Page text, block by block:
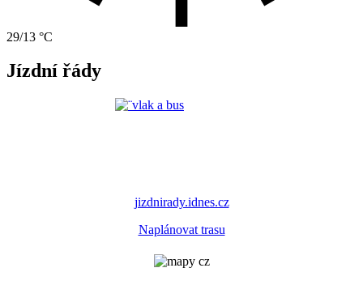
29/13 °C
Jízdní řády
jizdnirady.idnes.cz
Naplánovat trasu